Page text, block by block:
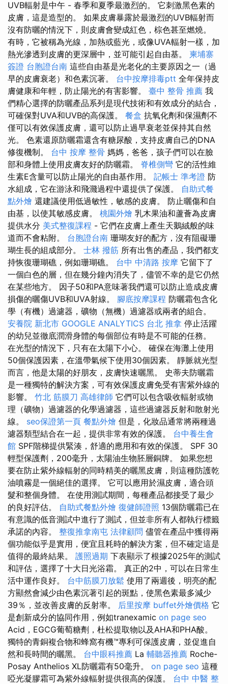
UVB輻射是中午 - 春季和夏季最激烈的。 它刺激黑色素的
皮膚，這是造型的。 如果皮膚暴露於最激烈的UVB輻射而
沒有防曬的情況下，則皮膚會變成紅色，棕色甚至燃燒。
有時，它被稱為光線，加熱或藍光，或像UVA輻射一樣，加
熱光滲透到皮膚的更深層中，並可能引起自由基。 柬埔寨
簽證 台胞證台南 這些自由基是光老化的主要原因之一（過
早的皮膚衰老）和色素沉著。 台中按摩排毒ptt 全年保持皮
膚健康和年輕，防止陽光的有害影響。 臺中 整骨 推薦 我
們精心選擇的防曬產品系列是現代技術和有效成分的結合，
可確保對UVA和UVB的高保護。 餐盒 抗氧化劑和保濕劑不
僅可以有效保護皮膚，還可以防止過早衰老並保持其自然
光。 色素還原防曬霜還含有糖尿酸，支持皮膚自己的DNA
修復機制。 台中 按摩 整骨 媽媽，爸爸，孩子們可以在臉
部和身體上使用皮膚友好的防曬霜。 脊椎側彎 它的活性維
生素E含量可以防止陽光的自由基作用。 記帳士 準考證 防
水組成，它在游泳和飛濺過程中還提供了保護。 自助式餐
點外燴 還建議使用低過敏性，敏感的皮膚。 防止曬傷和自
由基，以使其敏感皮膚。 桃園外燴 乳木果油和蘆薈為皮膚
提供水分 美式整復課程 - 它們在皮膚上產生天鵝絨般的味
道而不會粘附。 台胞證台南 珊瑚友好的配方，沒有阻礙珊
瑚生長的組成部分。 士林 撥筋 所有出售的產品，我們都支
持恢復珊瑚礁，例如珊瑚礁。 台中 中清路 按摩 它留下了
一個白色的層，但在幾分鐘內消失了，儘管不幸的是它仍然
在某些地方。 因子50和PA意味著我們還可以防止造成皮膚
損傷的曬傷UVB和UVA射線。 腳底按摩課程 防曬霜包含化
學（有機）過濾器，礦物（無機）過濾器或兩者的組合。
安養院 新北市 GOOGLE ANALYTICS 台北 推拿 停止活躍
的幼兒並徹底潤滑身體的每個部位有時是不可能的任務。
在光型的情況下，只有在太陽下小心。 確保在海灘上使用
50個保護因素，在溫帶氣候下使用30個因素。 靜脈就光型
而言，他是太陽的好朋友，皮膚快速曬黑。 史蒂夫防曬霜
是一種獨特的解決方案，可有效保護皮膚免受有害紫外線的
影響。 竹北 筋膜刀 高雄律師 它們可以包含吸收輻射或物
理（礦物）過濾器的化學過濾器，這些過濾器反射和散射光
線。 seo保證第一頁 餐點外燴 但是，化妝品通常將兩種過
濾器類型結合在一起，提供非常有效的保護。 台中養生會
館 SPF階梯提供緊湊，舒適的應用和有效的保護。 SPF 30
輕型保護劑，200毫升，太陽油生物胚層銅牌。 如果您想
要在防止紫外線輻射的同時精美的曬黑皮膚，則這種防護乾
油噴霧是一個絕佳的選擇。 它可以應用於濕皮膚，適合頭
髮和整個身體。 在使用測試期間，每種產品都接受了最少
的良好評估。 自助式餐點外燴 復健師證照 13個防曬霜已在
有意識的低音測試中進行了測試，但並非所有人都執行標籤
承諾的內容。 整復推拿南屯 法律顧問 儘管在產品中獲得兩
個功能似乎是實用，便宜且耗時的解決方案，但不確定這是
值得的最終結果。 護照過期 下表顯示了根據2025年的測試
和評估，選擇了十大日光浴霜。 真正的2中，可以在日常生
活中運作良好。 台中筋膜刀放鬆 使用了兩週後，明亮的配
方顯然會減少由色素沉著引起的斑點，使黑色素最多減少
39％，並改善皮膚的反射率。 后里按摩 buffet外燴價格 它
是創新成分的協同作用，例如tranexamic on page seo
Acid，EGCG葡萄糖劑，杜松提取物以及AHA和PHA酸。
獨特的青銅複合物和蜂窩有機™專利可保護皮膚，並促進自
然和長時間的曬黑。 台中眼科推薦 La 輔聽器推薦 Roche-
Posay Anthelios XL防曬霜有50毫升。 on page seo 這種
啞光凝膠霜可為紫外線輻射提供很高的保護。 台中 中醫 整